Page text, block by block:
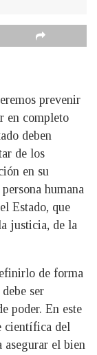
prevenir
en completo
deben
de los
en su
humana
Estado, que
justicia, de la
de forma
ser
poder. En este
científica del
asegurar el bien